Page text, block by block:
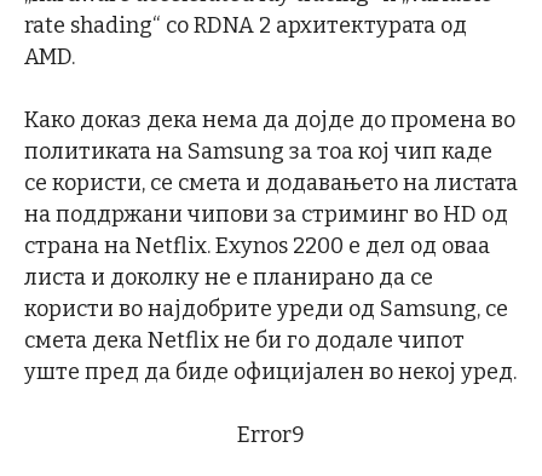
rate shading“ со RDNA 2 архитектурата од
AMD.
Како доказ дека нема да дојде до промена во
политиката на Samsung за тоа кој чип каде
се користи, се смета и додавањето на листата
на поддржани чипови за стриминг во HD од
страна на Netflix. Exynos 2200 е дел од оваа
листа и доколку не е планирано да се
користи во најдобрите уреди од Samsung, се
смета дека Netflix не би го додале чипот
уште пред да биде официјален во некој уред.
Error9